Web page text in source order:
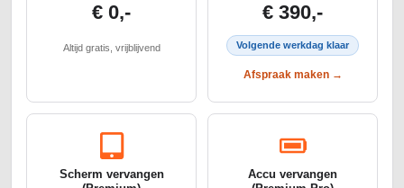
€ 0,-
Altijd gratis, vrijblijvend
€ 390,-
Volgende werkdag klaar
Afspraak maken →
Scherm vervangen
Accu vervangen